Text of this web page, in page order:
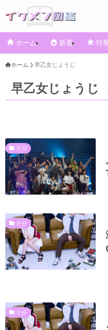
ホーム 新着 特
ホーム 早乙女じょうじ
早乙女じょうじ
さ行
さ行
さ行